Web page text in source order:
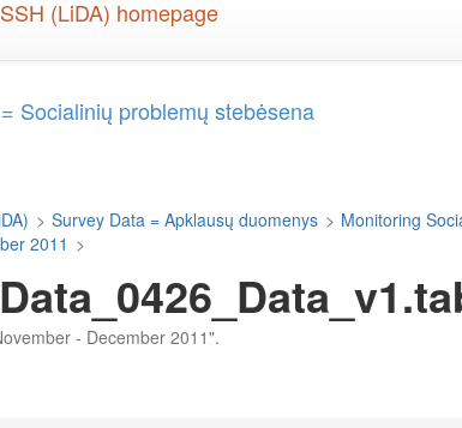
Socialinių problemų stebėsena
> Survey Data = Apklausų duomenys > Monitoring
2011 >
- December 2011".